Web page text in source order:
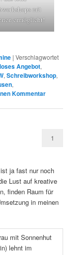
mit
ermöglicht!
|Verschlagwortet
Angebot,
,Schreibworkshop,
,
Kommentar
1
ja fast nur noch
Lust auf kreative
finden Raum für
in meinen